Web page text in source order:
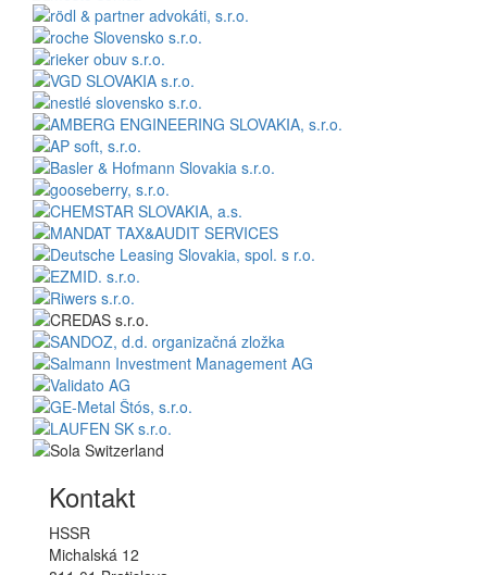
Kontakt
HSSR
Michalská 12